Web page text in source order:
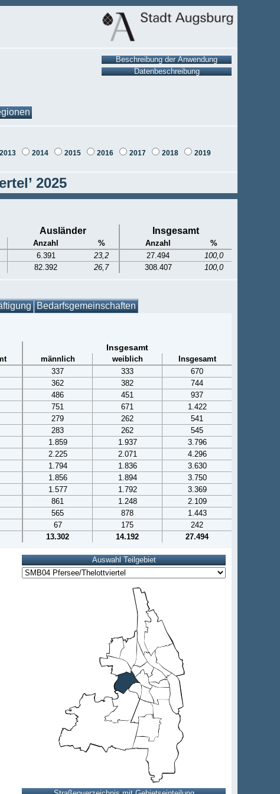
2013 2014 2015 2016 2017 2018
2019
2025
Ausländer Insgesamt
Anzahl % Anzahl
%
6.391 23,2 27.494
100,0
82.392 26,7 308.407 100,0
Bedarfsgemeinschaften
Insgesamt
männlich weiblich
Insgesamt
337 333
670
362 382
744
486 451
937
751 671
1.422
279 262
541
283 262
545
1.859 1.937
3.796
2.225 2.071
4.296
1.794 1.836
3.630
1.856 1.894
3.750
1.577 1.792
3.369
861 1.248
2.109
565 878
1.443
67 175
242
13.302 14.192 27.494